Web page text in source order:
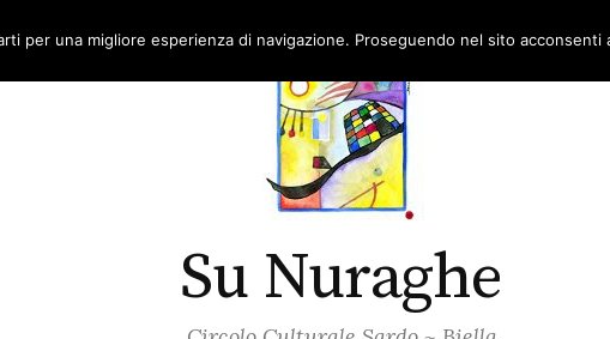
Su Nuraghe
per una migliore esperienza di navigazione. Proseguendo nel sito acconsenti